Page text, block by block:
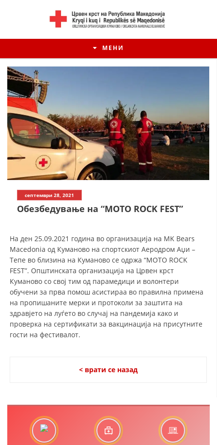
МЕНИ
ИСТОРИЈАТ НА ЦКРМ
ИСТОРИЈАТ НА ДВИЖЕЊЕТО
ЗАКОН ЗА ЦКРМ
СТАТУТ НА ЦКРМ
СТРУКТУРА И ОРГАНИЗАЦИОНА ПОСТАВЕНОСТ
ДИСЕМИНАЦИЈА
септември 28, 2021
Обезбедување на “MOTO ROCK FEST”
На ден 25.09.2021 година во организација на MK Bears
Macedonia од Куманово на спортскиот Аеродром Аџи –
Тепе во близина на Куманово се одржа “MOTO ROCK
FEST”. Општинската организација на Црвен крст
Куманово со свој тим од парамедици и волонтери
обучени за прва помош асистираа во правилна примена
на пропишаните мерки и протоколи за заштита на
здравјето на луѓето во случај на пандемија како и
проверка на сертификати за вакцинација на присутните
гости на фестивалот.
< врати се назад